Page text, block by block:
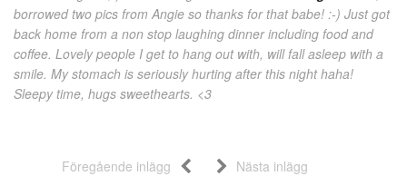
borrowed two pics from Angie so thanks for that babe! :-) Just got
back home from a non stop laughing dinner including food and
coffee. Lovely people I get to hang out with, will fall asleep with a
smile. My stomach is seriously hurting after this night haha!
Sleepy time, hugs sweethearts. <3
Föregående inlägg Nästa inlägg